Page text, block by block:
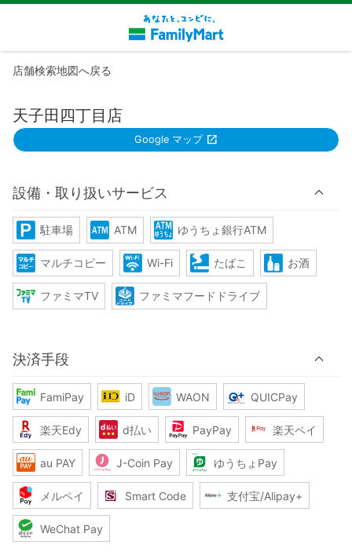
店舗検索地図へ戻る
天子田四丁目店
Google マップ
設備・取り扱いサービス
駐車場 ATM ゆうちょ銀行ATM
マルチコピー Wi-Fi たばこ お酒
ファミマTV ファミマフードドライブ
決済手段
FamiPay iD WAON QUICPay
楽天Edy d払い PayPay 楽天ペイ
au PAY J-Coin Pay ゆうちょPay
メルペイ Smart Code 支付宝/Alipay+
WeChat Pay